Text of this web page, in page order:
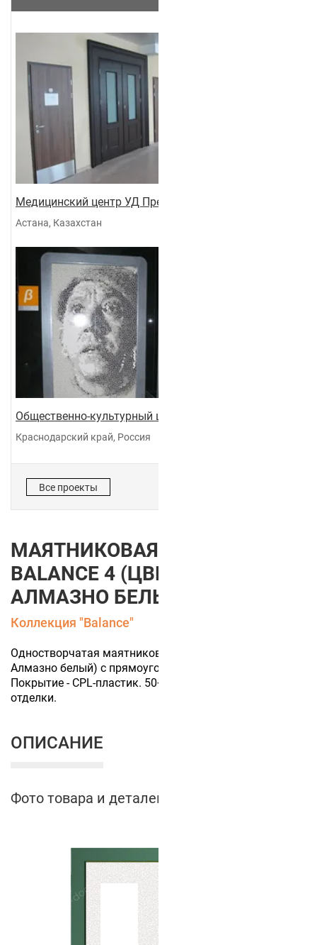
Медицинский центр УД Президента
Астана, Казахстан
Общественно-культурный центр "Галактика"
Краснодарский край, Россия
Все проекты
МАЯТНИКОВАЯ ДВЕРЬ
BALANCE 4 (ЦВЕТ ПОЛОТНА
АЛМАЗНО БЕЛЫЙ)
Коллекция "Balance"
Одностворчатая маятниковая дверь (цвет полотна
Алмазно белый) с прямоугольным остеклением.
Покрытие - CPL-пластик. 50+ цветов финишной
отделки.
ОПИСАНИЕ
Фото товара и деталей